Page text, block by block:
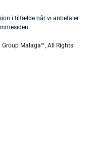
i tilfælde når vi anbefaler
Malaga™, All Rights